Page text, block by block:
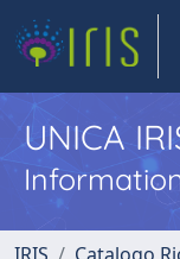
UNICA